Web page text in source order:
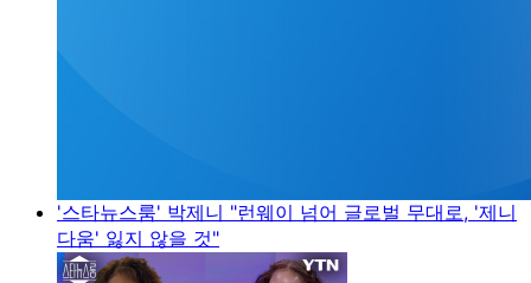
'스타뉴스룸' 박제니 "런웨이 넘어 글로벌 무대로, '제니
다움' 잃지 않을 것"